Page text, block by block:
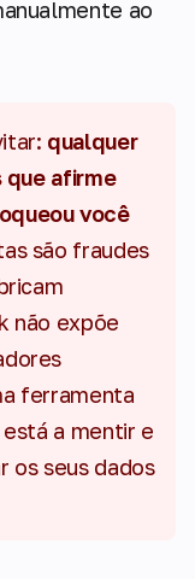
ao
qualquer
afirme
você
são fraudes
não expõe
ferramenta
a mentir e
os seus dados